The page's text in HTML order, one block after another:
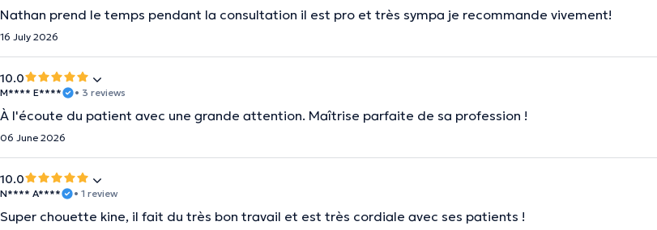
Nathan prend le temps pendant la consultation il est pro et très sympa je recommande vivement!
16 July 2026
10.0
M**** E**** • 3 reviews
À l'écoute du patient avec une grande attention. Maîtrise parfaite de sa profession !
06 June 2026
10.0
N**** A**** • 1 review
Super chouette kine, il fait du très bon travail et est très cordiale avec ses patients !